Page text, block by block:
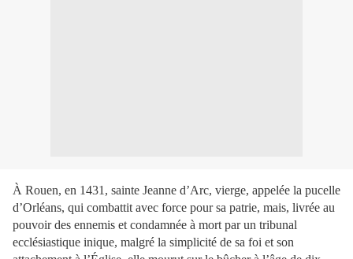
À Rouen, en 1431, sainte Jeanne d’Arc, vierge, appelée la pucelle
d’Orléans, qui combattit avec force pour sa patrie, mais, livrée au
pouvoir des ennemis et condamnée à mort par un tribunal
ecclésiastique inique, malgré la simplicité de sa foi et son